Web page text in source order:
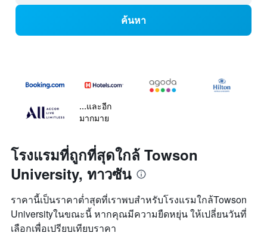
ค้นหา
...และอีก
มากมาย
โรงแรมที่ถูกที่สุดใกล้ Towson
University, ทาวซัน
ราคานี้เป็นราคาต่ำสุดที่เราพบสำหรับโรงแรมใกล้Towson
Universityในขณะนี้ หากคุณมีความยืดหยุ่น ให้เปลี่ยนวันที่
เลือกเพื่อเปรียบเทียบราคา